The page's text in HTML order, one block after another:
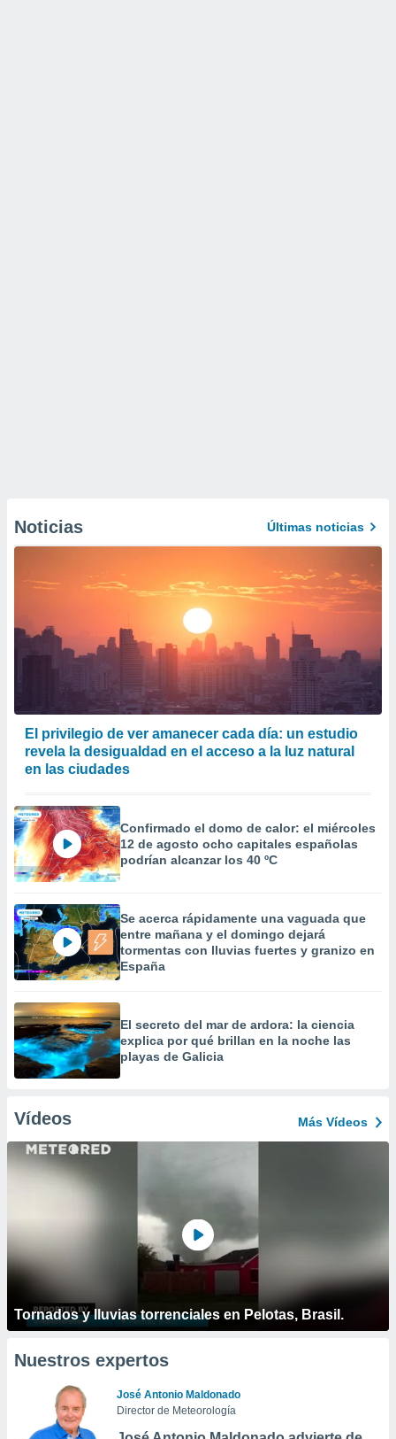
Noticias Últimas noticias
El privilegio de ver amanecer cada día: un estudio
revela la desigualdad en el acceso a la luz natural
en las ciudades
Confirmado el domo de calor: el miércoles
12 de agosto ocho capitales españolas
podrían alcanzar los 40 ºC
Se acerca rápidamente una vaguada que
entre mañana y el domingo dejará
tormentas con lluvias fuertes y granizo en
España
El secreto del mar de ardora: la ciencia
explica por qué brillan en la noche las
playas de Galicia
Vídeos Más Vídeos
Tornados y lluvias torrenciales en Pelotas, Brasil.
Nuestros expertos
José Antonio Maldonado
Director de Meteorología